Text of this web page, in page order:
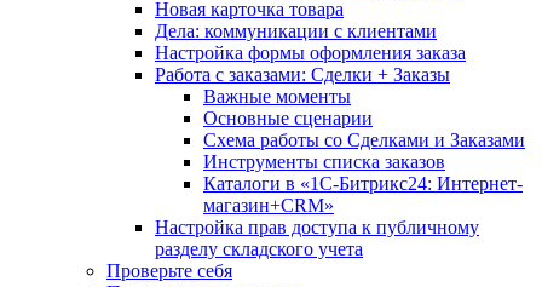
Новая карточка товара
Дела: коммуникации с клиентами
Настройка формы оформления заказа
Работа с заказами: Сделки + Заказы
Важные моменты
Основные сценарии
Схема работы со Сделками и Заказами
Инструменты списка заказов
Каталоги в «1С-Битрикс24: Интернет-
магазин+CRM»
Настройка прав доступа к публичному
разделу складского учета
Проверьте себя